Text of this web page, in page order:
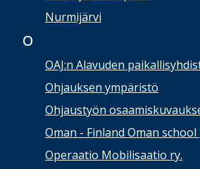
Nurmijärvi
O
OAJ:n Alavuden
Ohjauksen ympäristö
Ohjaustyön
Oman - Finland Oman school
Operaatio Mobilisaatio ry.